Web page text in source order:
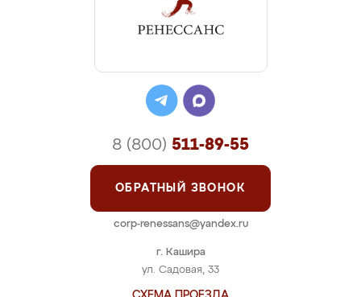
г. Кашира
ул. Садовая, 33
8 (800) 511-89-55
ОБРАТНЫЙ ЗВОНОК
corp-renessans@yandex.ru